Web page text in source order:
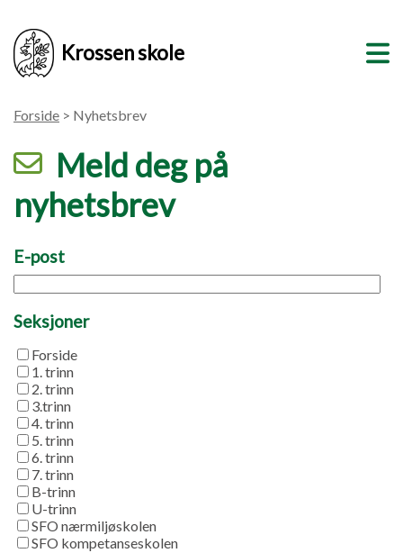
Krossen skole
Forside > Nyhetsbrev
Meld deg på
nyhetsbrev
E-post
Seksjoner
Forside
1. trinn
2. trinn
3.trinn
4. trinn
5. trinn
6. trinn
7. trinn
B-trinn
U-trinn
SFO nærmiljøskolen
SFO kompetanseskolen